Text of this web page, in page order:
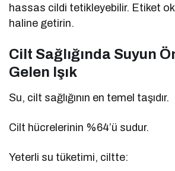
hassas cildi tetikleyebilir. Etiket
haline getirin.
Cilt Sağlığında Suyun
Gelen Işık
Su, cilt sağlığının en temel taşıdır.
Cilt hücrelerinin %64’ü sudur.
Yeterli su tüketimi, ciltte: